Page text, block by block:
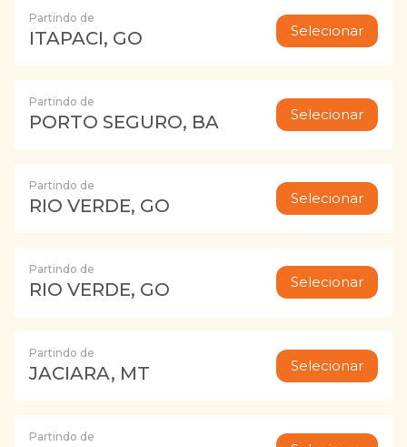
Partindo de
ITAPACI, GO Selecionar
Partindo de
PORTO SEGURO, BA Selecionar
Partindo de
RIO VERDE, GO Selecionar
Partindo de
RIO VERDE, GO Selecionar
Partindo de
JACIARA, MT Selecionar
Partindo de